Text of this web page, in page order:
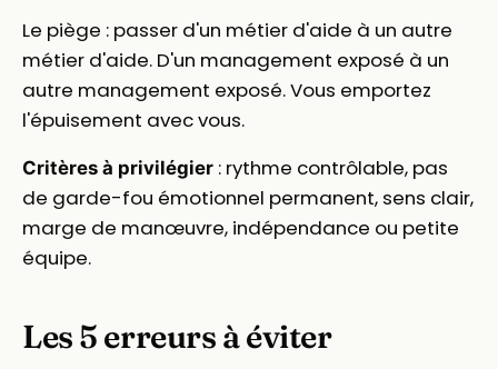
Le piège : passer d'un métier d'aide à un autre
métier d'aide. D'un management exposé à un
autre management exposé. Vous emportez
l'épuisement avec vous.
Critères à privilégier : rythme contrôlable, pas
de garde-fou émotionnel permanent, sens clair,
marge de manœuvre, indépendance ou petite
équipe.
Les 5 erreurs à éviter